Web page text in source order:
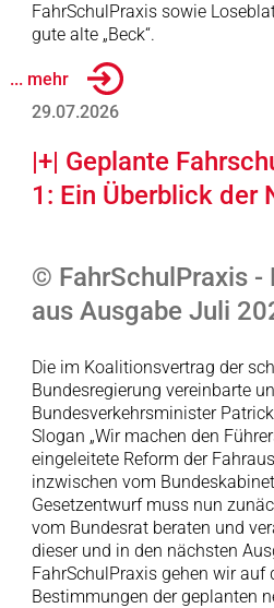
FahrSchulPraxis sowie
gute alte „Beck“.
... mehr
29.07.2026
|+| Geplante
1: Ein Überblick der
© FahrSchulPraxis -
aus Ausgabe Juli
Die im Koalitionsvertrag der
Bundesregierung vereinbarte
Bundesverkehrsminister
Slogan „Wir machen den
eingeleitete Reform der
inzwischen vom
Gesetzentwurf muss nun
vom Bundesrat beraten und
dieser und in den nächsten
FahrSchulPraxis gehen wir auf
Bestimmungen der geplanten